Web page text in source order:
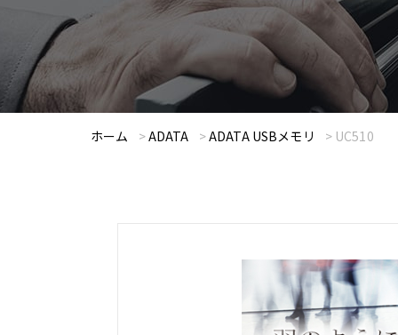
ホーム >ADATA >ADATA USBメモリ > UC510